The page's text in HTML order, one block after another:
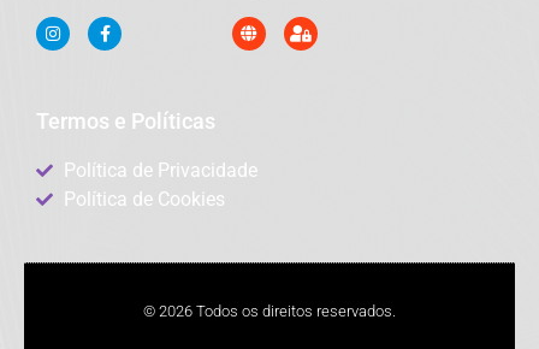
Termos e Políticas
Política de Privacidade
Política de Cookies
© 2026 Todos os direitos reservados.